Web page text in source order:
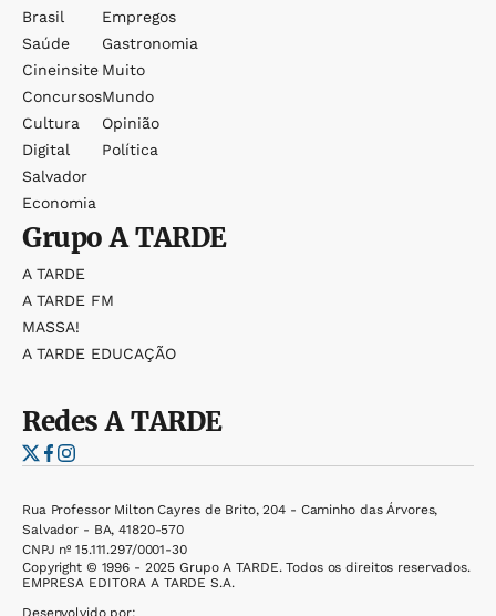
Brasil
Saúde
Cineinsite
Concursos
Cultura
Digital
Salvador
Economia
Empregos
Gastronomia
Muito
Mundo
Opinião
Política
GrupoA TARDE
A TARDE
A TARDE FM
MASSA!
A TARDE EDUCAÇÃO
RedesA TARDE
Rua Professor Milton Cayres de Brito, 204 - Caminho das Árvores,
Salvador - BA, 41820-570
CNPJ nº 15.111.297/0001-30
Copyright © 1996 - 2025 Grupo A TARDE. Todos os direitos reservados.
EMPRESA EDITORA A TARDE S.A.
Desenvolvido por: